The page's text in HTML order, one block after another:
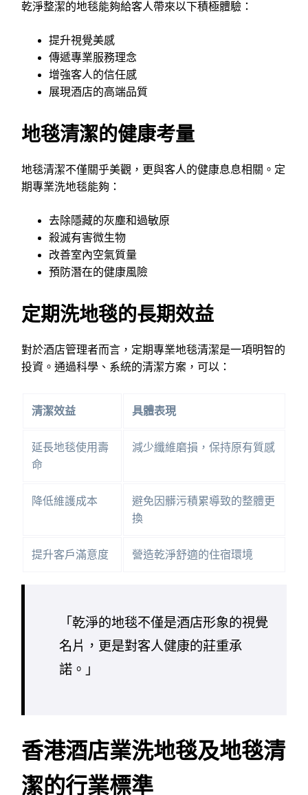
乾淨整潔的地毯能夠給客人帶來以下積極體驗：
提升視覺美感
傳遞專業服務理念
增強客人的信任感
展現酒店的高端品質
地毯清潔的健康考量
地毯清潔不僅關乎美觀，更與客人的健康息息相關。定
期專業洗地毯能夠：
去除隱藏的灰塵和過敏原
殺滅有害微生物
改善室內空氣質量
預防潛在的健康風險
定期洗地毯的長期效益
對於酒店管理者而言，定期專業地毯清潔是一項明智的
投資。通過科學、系統的清潔方案，可以：
清潔效益 具體表現
延長地毯使用壽
命
減少纖維磨損，保持原有質感
降低維護成本
避免因髒污積累導致的整體更
換
提升客戶滿意度 營造乾淨舒適的住宿環境
「乾淨的地毯不僅是酒店形象的視覺
名片，更是對客人健康的莊重承
諾。」
香港酒店業洗地毯及地毯清
潔的行業標準